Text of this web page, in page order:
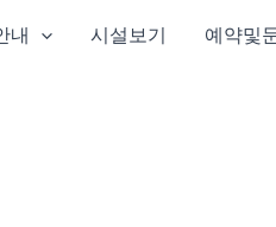
내 시설보기 예약및